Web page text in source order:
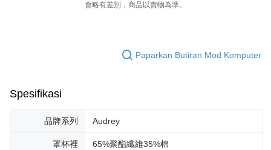
會略有差別，商品以實物為準。
Paparkan Butiran Mod Komputer
Spesifikasi
品牌系列 Audrey
罩杯裡 65%聚酯纖維35%棉